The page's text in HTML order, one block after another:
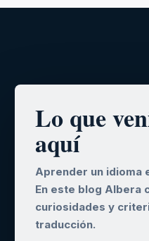
Lo que
aquí
Aprender un idioma
En este blog Albera
curiosidades y
traducción.